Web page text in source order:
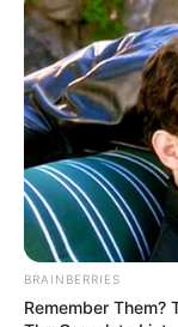
TEMAS
GALERÍAS
BRAINBERRIES
Remember